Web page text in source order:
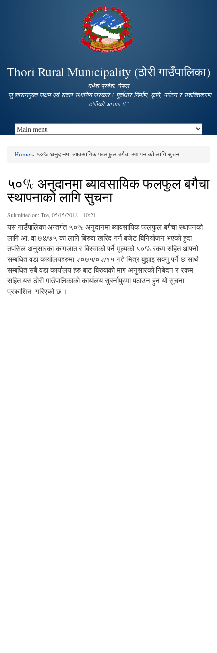
main
content
Thori Rural Municipality (ठोरी गाउँपालिका)
मधेश प्रदेश, नेपाल
"सु-शासनयुक्त सक्षम एवं सवल स्थानिय सरकार ! पुर्वाधार निर्माण, कृषि, पर्यटन र सशक्तिकरण
ठोरीको आधार !!"
You are here
Home» ५०% अनुदानमा ब्यावसायिक फलफुल बगैचा स्थापनाको लागि सुचना
५०% अनुदानमा ब्यावसायिक फलफुल बगैचा
स्थापनाको लागि सुचना
Submitted on:Tue, 05/15/2018 - 10:21
यस गाउँपालिका अन्तर्गत ५०% अनुदानमा ब्यावसायिक फलफुल बगैचा स्थापनको
लागि आ. वा ७४/७५ का लागि बिरुवा खरिद गर्न बजेट बिनियोजन भएको हुदा
तपसिल अनुसारका कागजात र बिरुवाको पर्ने मूल्यको ५०% रकम सहित आफ्नो
सम्बधित वडा कार्यालयहरुमा २०७५/०२/१५ गते भित्र बुझाइ सक्नु पर्ने छ साथै
सम्बधित सबै वडा कार्यालय हरु बाट बिरुवाको माग अनुसारको निबेदन र रकम
सहित यस ठोरी गाउँपालिकाको कार्यालय सुबर्नापुरमा पठाउन हुन यो सूचना
प्रकाशित गरिएको छ ।